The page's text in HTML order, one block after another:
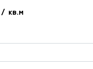
/ кв.м